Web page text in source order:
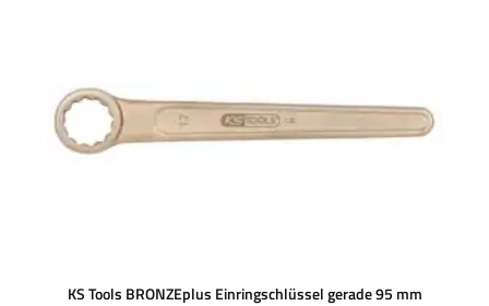
KS Tools BRONZEplus Einringschlüssel gerade 95 mm